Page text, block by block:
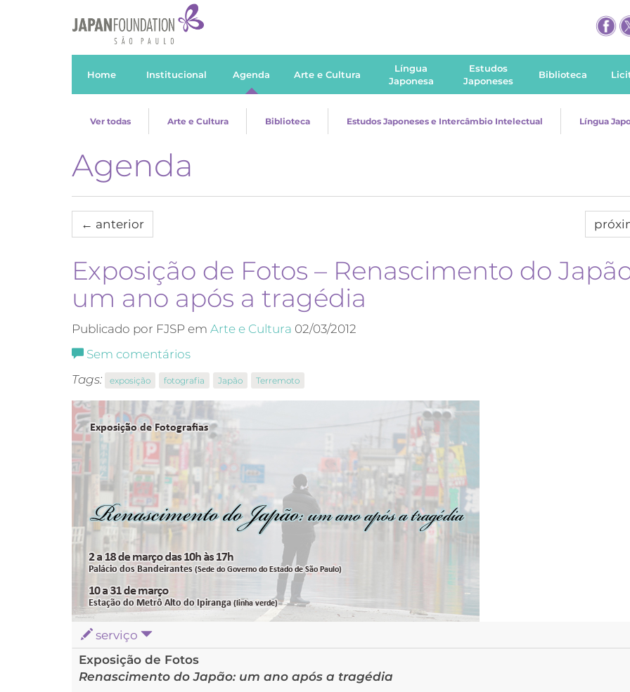
Home Institucional Agenda Arte e Cultura
Língua
Japonesa
Estudos
Japoneses
Biblioteca
Ver todas Arte e Cultura Biblioteca Estudos Japoneses e Intercâmbio Intelectual Língua
Agenda
← anterior
Exposição de Fotos – Renascimento do
um ano após a tragédia
Publicado por FJSP em Arte e Cultura 02/03/2012
Sem comentários
Tags:
exposição fotografia Japão Terremoto
serviço
Exposição de Fotos
Renascimento do Japão: um ano após a tragédia